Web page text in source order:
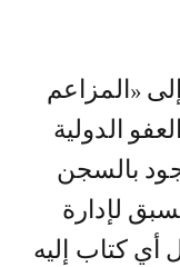
«المزاعم
الدولية
بالسجن
«لم يسبق لإدارة
كتاب إليه